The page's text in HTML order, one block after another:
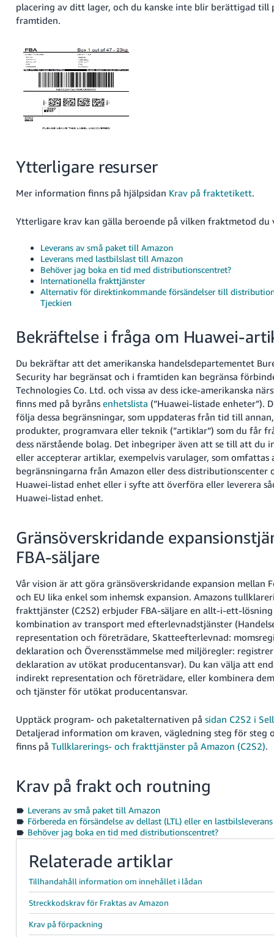
placering av ditt lager, och du kanske inte blir berättigad till
framtiden.
Ytterligare resurser
Mer information finns på hjälpsidan Krav på fraktetikett.
Ytterligare krav kan gälla beroende på vilken fraktmetod du
Leverans av små paket till Amazon
Leverans med lastbilslast till Amazon
Behöver jag boka en tid med distributionscentret?
Internationella frakttjänster
Alternativ för direktinkommande försändelser till
Tjeckien
Bekräftelse i fråga om Huawei-
Du bekräftar att det amerikanska handelsdepartementet
Security har begränsat och i framtiden kan begränsa
Technologies Co. Ltd. och vissa av dess icke-amerikanska
finns med på byråns enhetslista (”Huawei-listade enheter”).
följa dessa begränsningar, som uppdateras från tid till
produkter, programvara eller teknik (”artiklar”) som du får
dess närstående bolag. Det inbegriper även att se till att du
eller accepterar artiklar, exempelvis varulager, som omfattas
begränsningarna från Amazon eller dess distributionscenter
Huawei-listad enhet eller i syfte att överföra eller leverera
Huawei-listad enhet.
Gränsöverskridande
FBA-säljare
Vår vision är att göra gränsöverskridande expansion mellan
och EU lika enkel som inhemsk expansion. Amazons
frakttjänster (C2S2) erbjuder FBA-säljare en allt-i-ett-
kombination av transport med efterlevnadstjänster
representation och företrädare, Skatteefterlevnad:
deklaration och Överensstämmelse med miljöregler:
deklaration av utökat producentansvar). Du kan välja att
indirekt representation och företrädare, eller kombinera
och tjänster för utökat producentansvar.
Upptäck program- och paketalternativen på sidan C2S2 i
Detaljerad information om kraven, vägledning steg för steg
finns på Tullklarerings- och frakttjänster på Amazon (C2S2).
Krav på frakt och routning
Leverans av små paket till Amazon
Förbereda en försändelse av dellast (LTL) eller en
Behöver jag boka en tid med distributionscentret?
Relaterade artiklar
Tillhandahåll information om innehållet i lådan
Streckkodskrav för Fraktas av Amazon
Krav på förpackning